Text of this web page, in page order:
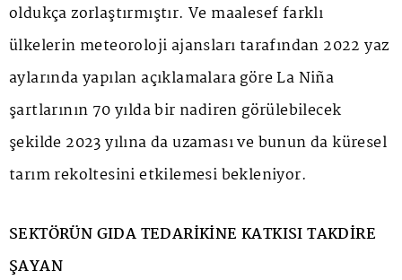
oldukça zorlaştırmıştır. Ve maalesef farklı
ülkelerin meteoroloji ajansları tarafından 2022 yaz
aylarında yapılan açıklamalara göre La Niña
şartlarının 70 yılda bir nadiren görülebilecek
şekilde 2023 yılına da uzaması ve bunun da küresel
tarım rekoltesini etkilemesi bekleniyor.
SEKTÖRÜN GIDA TEDARİKİNE KATKISI TAKDİRE
ŞAYAN